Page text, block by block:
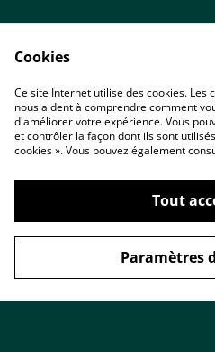
Accueil
Conditions
Cookies
Ce site Internet utilise des cookies. Les
nous aident à comprendre comment
d'améliorer votre expérience. Vous
et contrôler la façon dont ils sont
cookies ». Vous pouvez également
Tout
Paramètres